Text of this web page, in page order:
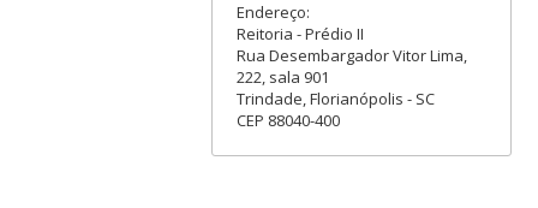
Endereço:
Reitoria - Prédio II
Rua Desembargador Vitor Lima,
222, sala 901
Trindade, Florianópolis - SC
CEP 88040-400